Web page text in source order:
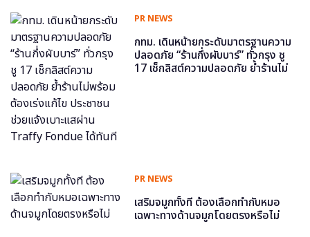
PR NEWS
กทม. เดินหน้ายกระดับมาตรฐานความ
ปลอดภัย “ร้านกึ่งผับบาร์” ทั่วกรุง ชู
17 เช็กลิสต์ความปลอดภัย ย้ำร้านไม่
PR NEWS
เสริมจมูกทั้งที ต้องเลือกทำกับหมอ
เฉพาะทางด้านจมูกโดยตรงหรือไม่